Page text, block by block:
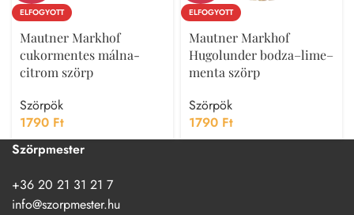
ELFOGYOTT
Mautner Markhof
cukormentes málna-
citrom szörp
Szörpök
1790 Ft
ELFOGYOTT
Mautner Markhof
Hugolunder bodza–lime–
menta szörp
Szörpök
1790 Ft
Szörpmester
+36 20 21 31 21 7
info@szorpmester.hu